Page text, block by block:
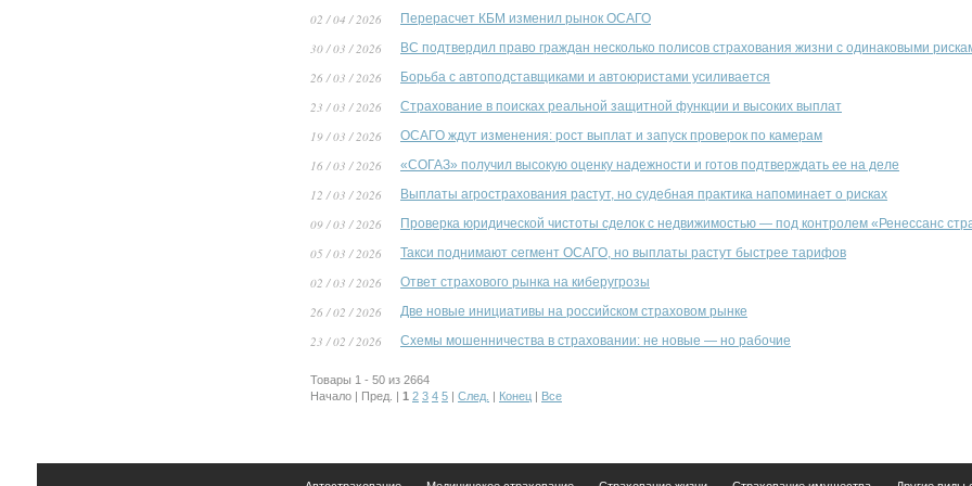
02 / 04 / 2026 Перерасчет КБМ изменил рынок ОСАГО
30 / 03 / 2026 ВС подтвердил право граждан несколько полисов страхования жизни с одинаковыми
26 / 03 / 2026 Борьба с автоподставщиками и автоюристами усиливается
23 / 03 / 2026 Страхование в поисках реальной защитной функции и высоких выплат
19 / 03 / 2026 ОСАГО ждут изменения: рост выплат и запуск проверок по камерам
16 / 03 / 2026 «СОГАЗ» получил высокую оценку надежности и готов подтверждать ее на деле
12 / 03 / 2026 Выплаты агрострахования растут, но судебная практика напоминает о рисках
09 / 03 / 2026 Проверка юридической чистоты сделок с недвижимостью — под контролем «Ренессанс
05 / 03 / 2026 Такси поднимают сегмент ОСАГО, но выплаты растут быстрее тарифов
02 / 03 / 2026 Ответ страхового рынка на киберугрозы
26 / 02 / 2026 Две новые инициативы на российском страховом рынке
23 / 02 / 2026 Схемы мошенничества в страховании: не новые — но рабочие
Товары 1 - 50 из 2664
Начало | Пред. | 1 2 3 4 5 | След. | Конец | Все